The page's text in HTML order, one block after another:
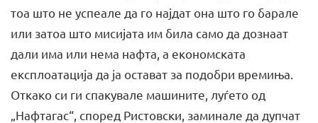
тоа што не успеале да го најдат она што го барале
или затоа што мисијата им била само да дознаат
дали има или нема нафта, а економската
експлоатација да ја остават за подобри времиња.
Откако си ги спакувале машините, луѓето од
„Нафтагас“, според Ристовски, заминале да дупчат